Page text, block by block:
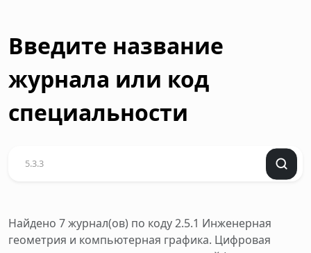
Введите название
журнала или код
специальности
Найдено 7 журнал(ов) по коду 2.5.1 Инженерная
геометрия и компьютерная графика. Цифровая